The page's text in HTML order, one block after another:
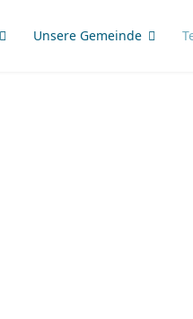
Unsere Gemeinde